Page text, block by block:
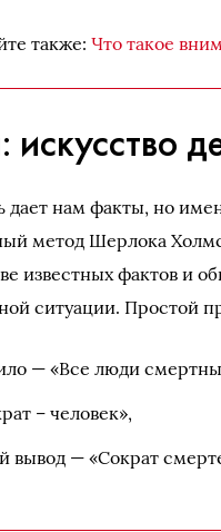
также:Что такое
дает нам факты, но
метод Шерлока
известных фактов и
ситуации. Простой
— «Все люди
– человек»,
вывод — «Сократ